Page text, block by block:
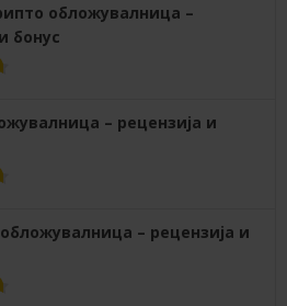
обложувалница –
бонус
– рецензија и
– рецензија и